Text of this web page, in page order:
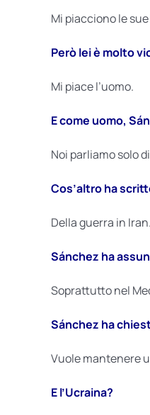
Mi piacciono le
Però lei è molto
Mi piace l’uomo.
E come uomo,
Noi parliamo solo
Cos’altro ha
Della guerra in Iran.
Sánchez ha
Soprattutto nel
Sánchez ha
Vuole mantenere
E l’Ucraina?